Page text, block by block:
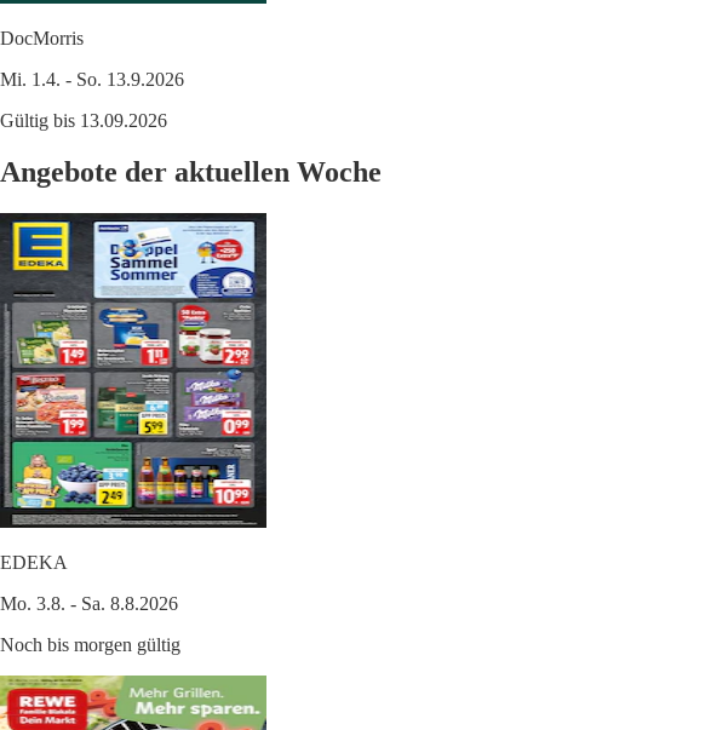
DocMorris
Mi. 1.4. - So. 13.9.2026
Gültig bis 13.09.2026
Angebote der aktuellen Woche
EDEKA
Mo. 3.8. - Sa. 8.8.2026
Noch bis morgen gültig